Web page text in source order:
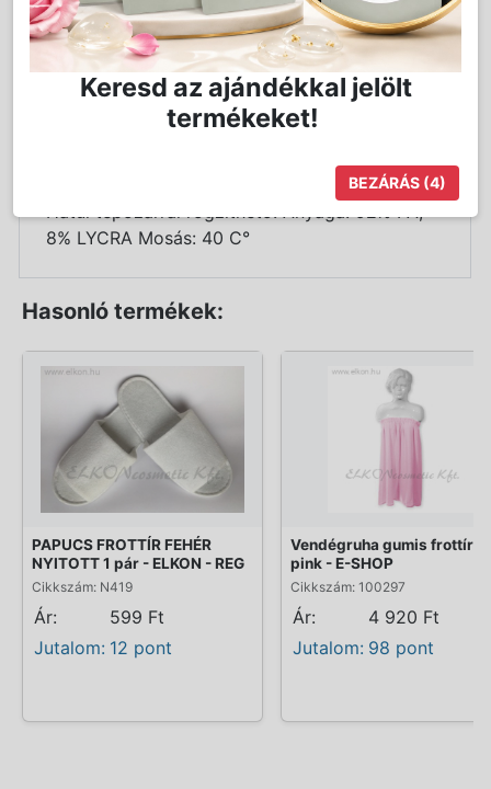
Részletes Leírás
Strech Frottír Sapka Hosszú hajhoz ajánlott.
8% LYCRA Mosás: 40 C°
Hasonló termékek:
PAPUCS FROTTÍR FEHÉR
NYITOTT 1 pár - ELKON - REG
Cikkszám: N419
Ár:
599 Ft
Jutalom: 12 pont
Vendégruha gumis frottír -
pink - E-SHOP
Cikkszám: 100297
Ár:
4 920 Ft
Jutalom: 98 pont
Keresd az ajándékkal jelölt
termékeket!
BEZÁRÁS (4)